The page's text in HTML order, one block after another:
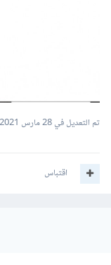
تم التعديل في28 مارس 2021
اقتباس